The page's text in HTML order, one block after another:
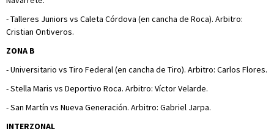
- Talleres Juniors vs Caleta Córdova (en cancha de Roca). Arbitro:
Cristian Ontiveros.
ZONA B
- Universitario vs Tiro Federal (en cancha de Tiro). Arbitro: Carlos Flores.
- Stella Maris vs Deportivo Roca. Arbitro: Víctor Velarde.
- San Martín vs Nueva Generación. Arbitro: Gabriel Jarpa.
INTERZONAL